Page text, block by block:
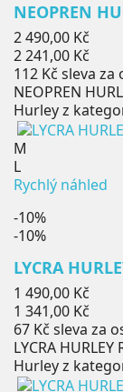
NEOPREN
Běžná
cena
2 490,00 Kč
Cena
2 241,00 Kč
112 Kč sleva za
NEOPREN
Hurley z
M
L
Rychlý náhled
-10%
-10%
LYCRA
Běžná
cena
1 490,00 Kč
Cena
1 341,00 Kč
67 Kč sleva za
LYCRA
Hurley z